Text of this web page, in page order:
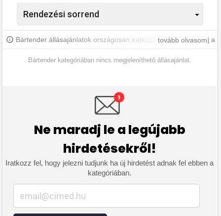
Bártender állásajánlatok országosan iratkozz fel, hogy értesülj a
tovább olvasom
Bártender kategóriában nincs megjeleníthető állásajánlat.
Ne maradj le a legújabb
hirdetésekről!
Iratkozz fel, hogy jelezni tudjunk ha új hirdetést adnak fel ebben a
kategóriában.